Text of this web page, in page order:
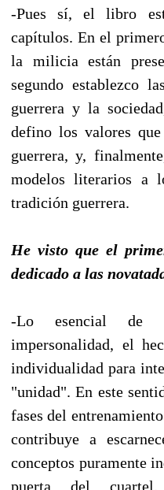
-Pues sí, el libro
capítulos. En el
la milicia están
segundo establezco
guerrera y la
defino los valores
guerrera, y,
modelos literarios a
tradición guerrera.
He visto que el
dedicado a las
-Lo esencial de
impersonalidad, el
individualidad para
"unidad". En este
fases del
contribuye a
conceptos puramente
puerta del